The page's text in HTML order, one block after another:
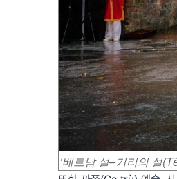
‘베트남 설–거리의 설